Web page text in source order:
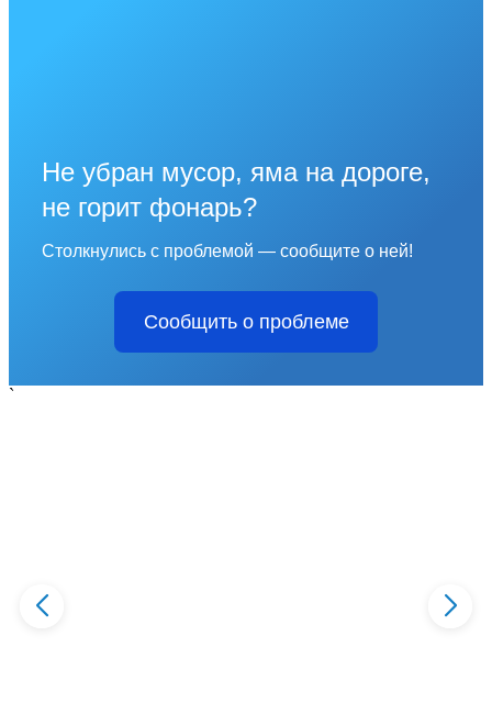
Не убран мусор, яма на дороге,
не горит фонарь?
Столкнулись с проблемой — сообщите о ней!
Сообщить о проблеме
`